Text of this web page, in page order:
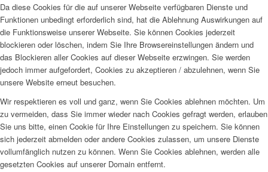
Da diese Cookies für die auf unserer Webseite verfügbaren Dienste und
Funktionen unbedingt erforderlich sind, hat die Ablehnung Auswirkungen auf
die Funktionsweise unserer Webseite. Sie können Cookies jederzeit
blockieren oder löschen, indem Sie Ihre Browsereinstellungen ändern und
das Blockieren aller Cookies auf dieser Webseite erzwingen. Sie werden
jedoch immer aufgefordert, Cookies zu akzeptieren / abzulehnen, wenn Sie
unsere Website erneut besuchen.
Wir respektieren es voll und ganz, wenn Sie Cookies ablehnen möchten. Um
zu vermeiden, dass Sie immer wieder nach Cookies gefragt werden, erlauben
Sie uns bitte, einen Cookie für Ihre Einstellungen zu speichern. Sie können
sich jederzeit abmelden oder andere Cookies zulassen, um unsere Dienste
vollumfänglich nutzen zu können. Wenn Sie Cookies ablehnen, werden alle
gesetzten Cookies auf unserer Domain entfernt.